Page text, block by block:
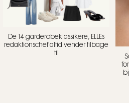
De 14 garderobeklassikere, ELLEs
redaktionschef altid vender tilbage
til